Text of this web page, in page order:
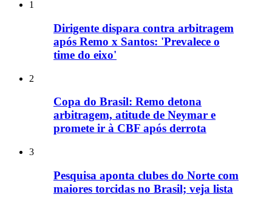
1
Dirigente dispara contra arbitragem
após Remo x Santos: 'Prevalece o
time do eixo'
2
Copa do Brasil: Remo detona
arbitragem, atitude de Neymar e
promete ir à CBF após derrota
3
Pesquisa aponta clubes do Norte com
maiores torcidas no Brasil; veja lista